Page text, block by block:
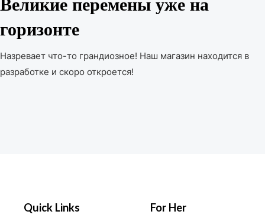
горизонте
Назревает что-то грандиозное! Наш магазин находится в
разработке и скоро откроется!
Quick Links For Her